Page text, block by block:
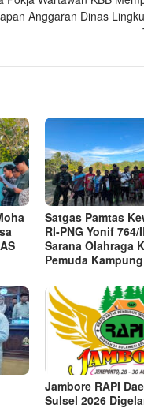
Anggaran Dinas
Satgas Pamtas
RI-PNG Yonif
Sarana Olahraga
Pemuda
Jambore RAPI
Sulsel 2026